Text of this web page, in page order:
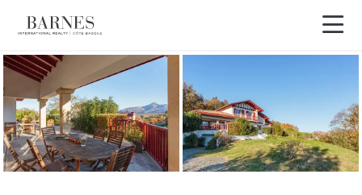
VENDU PAR BARNES